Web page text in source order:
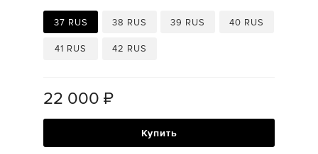
37 RUS 38 RUS 39 RUS 40 RUS
41 RUS 42 RUS
22 000 ₽
Купить